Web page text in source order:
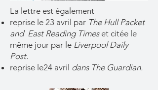
La lettre est également
reprise le 23 avril par The Hull Packet
and East Reading Times et citée le
même jour par le Liverpool Daily
Post.
reprise le24 avril dans The Guardian.